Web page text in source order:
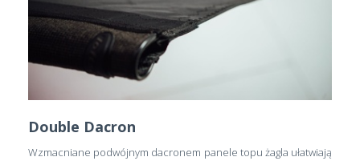
Double Dacron
Wzmacniane podwójnym dacronem panele topu żagla ułatwiają